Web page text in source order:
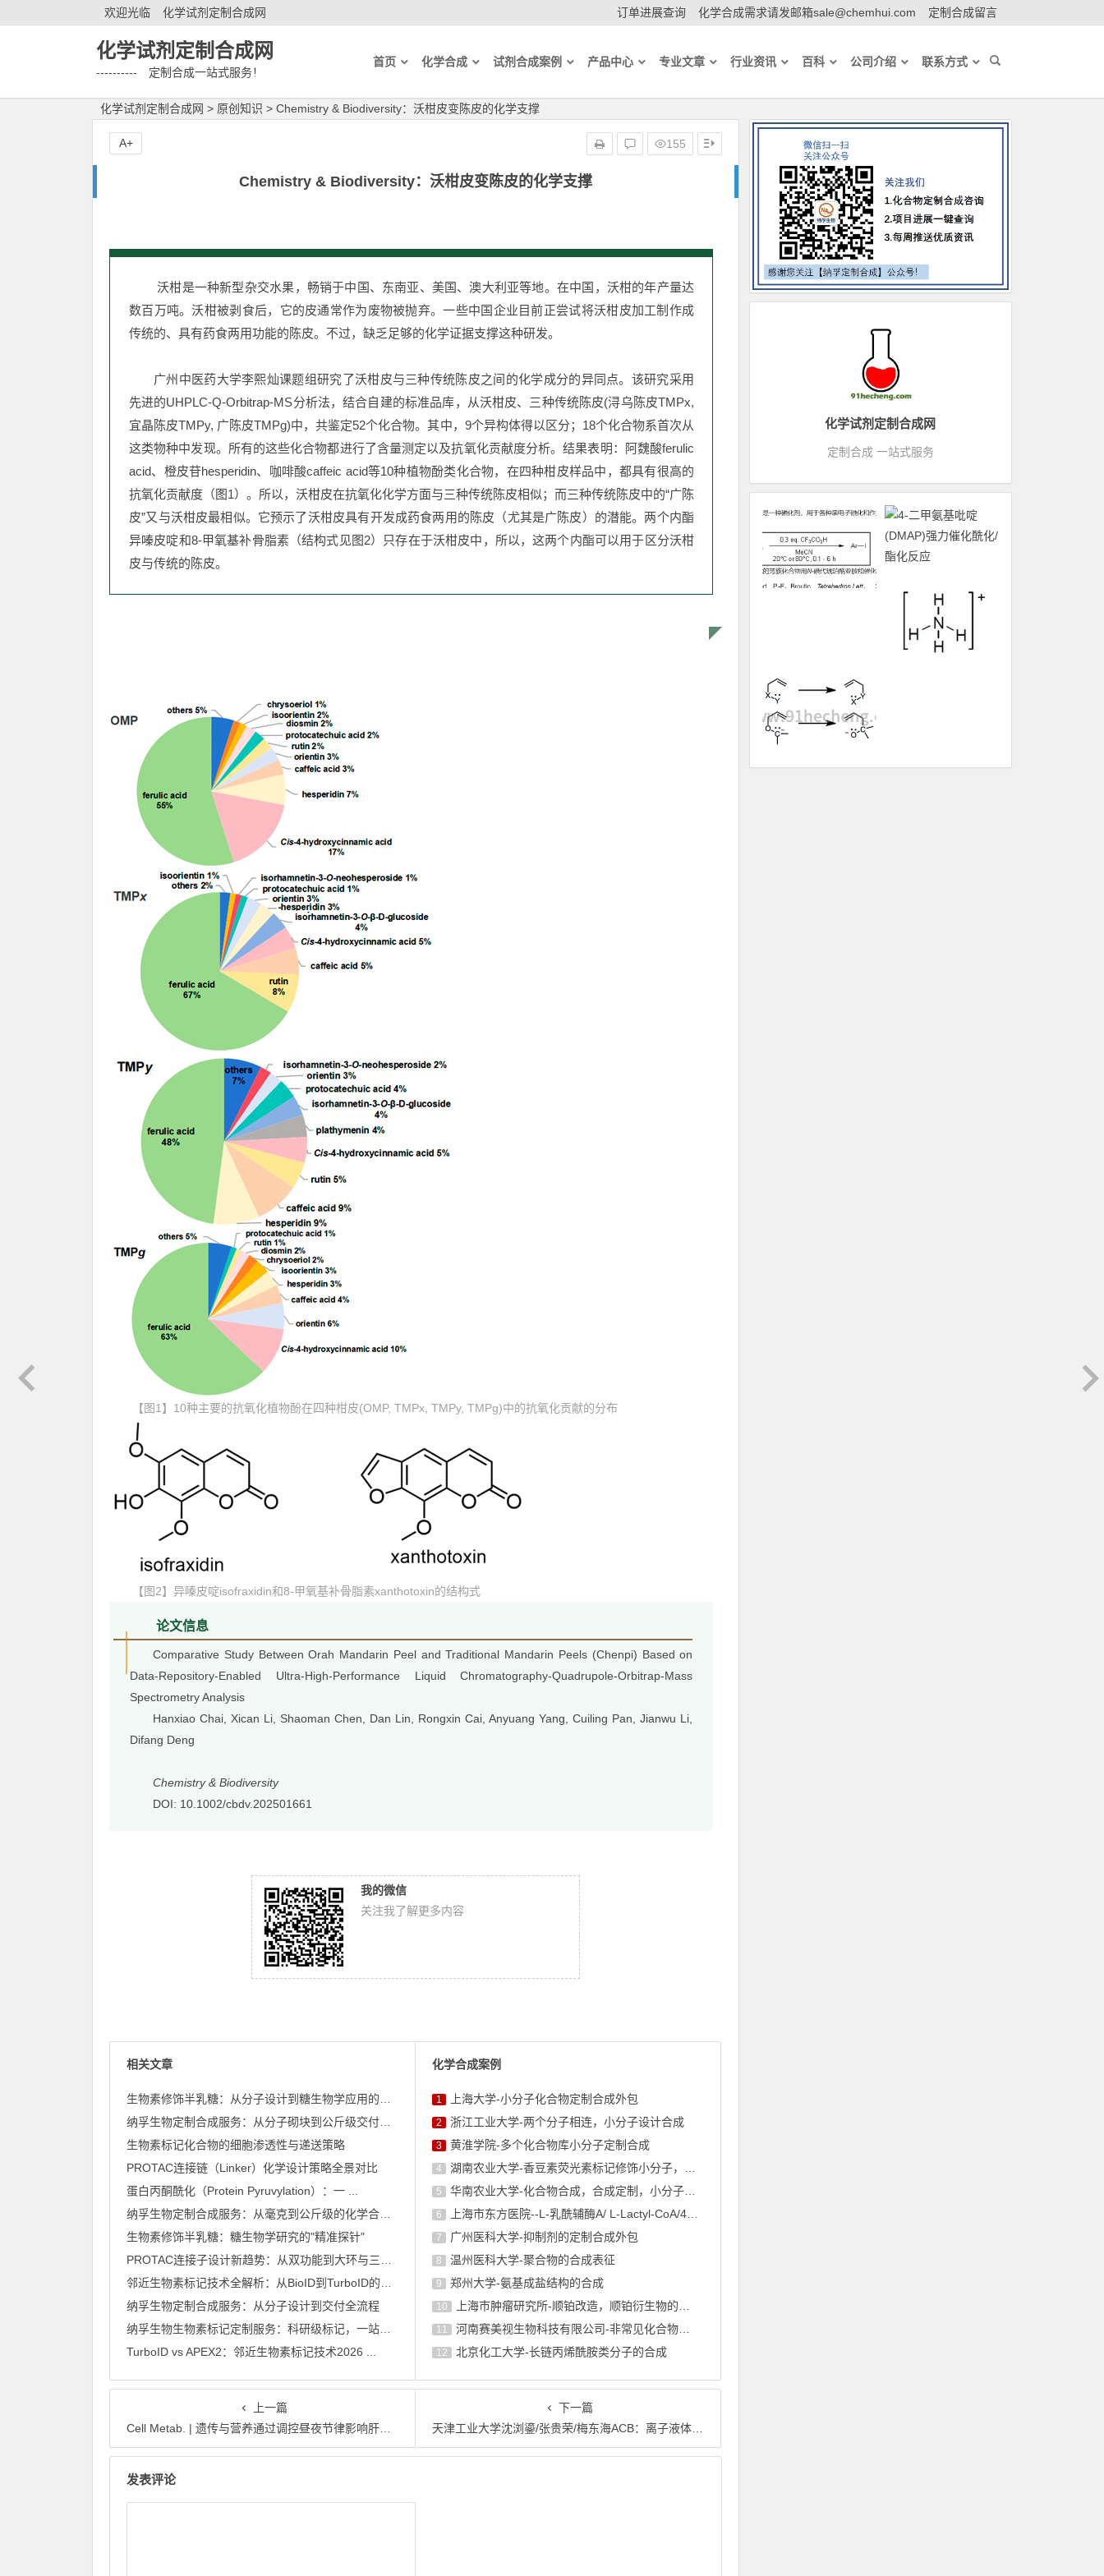
欢迎光临 化学试剂定制合成网 订单进展查询 化学合成需求请发邮箱sale@chemhui.com 定制合成留言
化学试剂定制合成网
---------- 定制合成一站式服务！
首页 化学合成 试剂合成案例 产品中心 专业文章 行业资讯 百科 公司介绍 联系方式
化学试剂定制合成网 > 原创知识 > Chemistry & Biodiversity：沃柑皮变陈皮的化学支撑
Chemistry & Biodiversity：沃柑皮变陈皮的化学支撑
155
A+
沃柑是一种新型杂交水果，畅销于中国、东南亚、美国、澳大利亚等地。在中国，沃柑的年产量达
数百万吨。沃柑被剥食后，它的皮通常作为废物被抛弃。一些中国企业目前正尝试将沃柑皮加工制作成
传统的、具有药食两用功能的陈皮。不过，缺乏足够的化学证据支撑这种研发。
广州中医药大学李熙灿课题组研究了沃柑皮与三种传统陈皮之间的化学成分的异同点。该研究采用
先进的UHPLC-Q-Orbitrap-MS分析法，结合自建的标准品库，从沃柑皮、三种传统陈皮(浔乌陈皮TMPx,
宜晶陈皮TMPy, 广陈皮TMPg)中，共鉴定52个化合物。其中，9个异构体得以区分；18个化合物系首次从
这类物种中发现。所有的这些化合物都进行了含量测定以及抗氧化贡献度分析。结果表明：阿魏酸ferulic
acid、 橙皮苷hesperidin、咖啡酸caffeic acid等10种植物酚类化合物，在四种柑皮样品中，都具有很高的
抗氧化贡献度（图1）。所以，沃柑皮在抗氧化化学方面与三种传统陈皮相似；而三种传统陈皮中的“广陈
皮”又与沃柑皮最相似。它预示了沃柑皮具有开发成药食两用的陈皮（尤其是广陈皮）的潜能。两个内酯
异嗪皮啶和8-甲氧基补骨脂素 （结构式见图2）只存在于沃柑皮中，所以，这两个内酯可以用于区分沃柑
皮与传统的陈皮。
【图1】10种主要的抗氧化植物酚在四种柑皮(OMP, TMPx, TMPy, TMPg)中的抗氧化贡献的分布
【图2】异嗪皮啶isofraxidin和8-甲氧基补骨脂素xanthotoxin的结构式
论文信息
Comparative Study Between Orah Mandarin Peel and Traditional Mandarin Peels (Chenpi) Based on
Data-Repository-Enabled Ultra-High-Performance Liquid Chromatography-Quadrupole-Orbitrap-Mass
Spectrometry Analysis
Hanxiao Chai, Xican Li, Shaoman Chen, Dan Lin, Rongxin Cai, Anyuang Yang, Cuiling Pan, Jianwu Li,
Difang Deng
Chemistry & Biodiversity
DOI: 10.1002/cbdv.202501661
我的微信
关注我了解更多内容
相关文章
生物素标记化合物的细胞渗透性与递送策略
PROTAC连接链（Linker）化学设计策略全景对比
蛋白丙酮酰化（Protein Pyruvylation）：一 ...
生物素修饰半乳糖：糖生物学研究的"精准探针"
纳孚生物定制合成服务：从分子设计到交付全流程
TurboID vs APEX2：邻近生物素标记技术2026 ...
化学合成案例
1 上海大学-小分子化合物定制合成外包
2 浙江工业大学-两个分子相连，小分子设计合成
3 黄淮学院-多个化合物库小分子定制合成
4 湖南农业大学-香豆素荧光素标记修饰小分子，香豆素衍生物的合成
5 华南农业大学-化合物合成，合成定制，小分子化合物的订购
6 上海市东方医院--L-乳酰辅酶A/ L-Lactyl-CoA/4625-32-5/1926 ...
7 广州医科大学-抑制剂的定制合成外包
8 温州医科大学-聚合物的合成表征
9 郑州大学-氨基成盐结构的合成
10 上海巿肿瘤研究所-顺铂改造，顺铂衍生物的设计合成
11 河南赛美视生物科技有限公司-非常见化合物的定制合成，工艺研发
12 北京化工大学-长链丙烯酰胺类分子的合成
上一篇
Cell Metab. | 遗传与营养通过调控昼夜节律影响肝脏脂代谢
下一篇
天津工业大学沈浏鎏/张贵荣/梅东海ACB：离子液体阳离子稳定CO2·−自由基实现高效CO2电还原
发表评论
化学试剂定制合成网
定制合成 一站式服务